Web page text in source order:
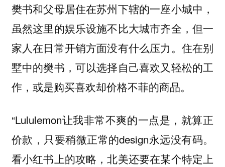
樊书和父母居住在苏州下辖的一座小城中，
虽然这里的娱乐设施不比大城市齐全，但一
家人在日常开销方面没有什么压力。住在别
墅中的樊书，可以选择自己喜欢又轻松的工
作，或是购买喜欢却价格不菲的商品。
“Lululemon让我非常不爽的一点是，就算正
价款，只要稍微正常的design永远没有码。
看小红书上的攻略，北美还要在某个特定上